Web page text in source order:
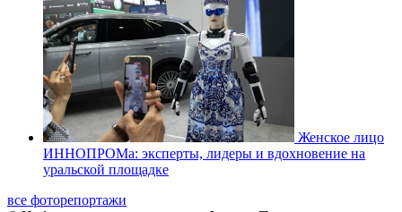
Женское лицо
ИННОПРОМа: эксперты, лидеры и вдохновение на
уральской площадке
все фоторепортажи